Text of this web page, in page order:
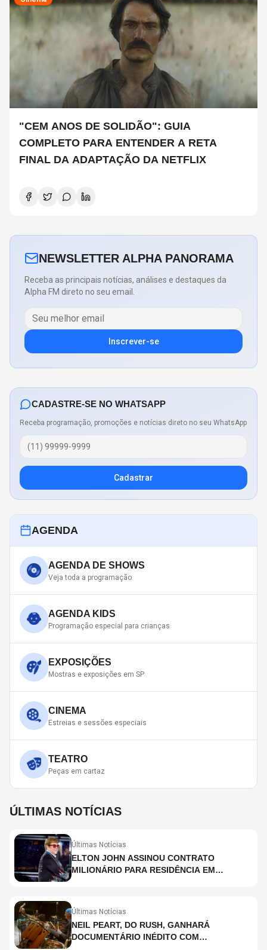
"CEM ANOS DE SOLIDÃO": GUIA
COMPLETO PARA ENTENDER A RETA
FINAL DA ADAPTAÇÃO DA NETFLIX
NEWSLETTER ALPHA PANORAMA
Receba as principais notícias, análises e destaques da
Alpha FM direto no seu email.
Inscrever-se
CADASTRE-SE NO WHATSAPP
Receba programação, promoções e notícias direto no seu WhatsApp
Cadastrar
AGENDA
AGENDA DE SHOWS
Veja toda a programação
AGENDA KIDS
Programação especial para crianças
EXPOSIÇÕES
Mostras e exposições em SP
CINEMA
Estreias e sessões especiais
TEATRO
Peças em cartaz
ÚLTIMAS NOTÍCIAS
Últimas Notícias
ELTON JOHN ASSINOU CONTRATO
MILIONÁRIO PARA RESIDÊNCIA EM
Últimas Notícias
NEIL PEART, DO RUSH, GANHARÁ
DOCUMENTÁRIO INÉDITO COM